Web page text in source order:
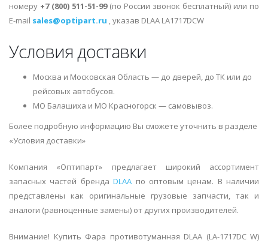
номеру +7 (800) 511-51-99(по России звонок бесплатный) или по
E-mail sales@optipart.ru , указав DLAA LA1717DCW
Условия доставки
Москва и Московская Область — до дверей, до ТК или до
рейсовых автобусов.
МО Балашиха и МО Красногорск — самовывоз.
Более подробную информацию Вы сможете уточнить в разделе
«Условия доставки»
Компания «Оптипарт» предлагает широкий ассортимент
запасных частей брендаDLAA по оптовым ценам. В наличии
представлены как оригинальные грузовые запчасти, так и
аналоги (равноценные замены) от других производителей.
Внимание! Купить Фара противотуманная DLAA (LA-1717DC W)